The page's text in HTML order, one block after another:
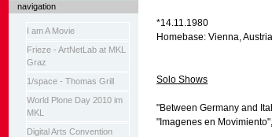
navigation
I am A Movie
Frieze - ArtNetLab at MKL
Graz
1/space - Thomas Grill
World Plone Day 2010 im
MKL
Digital Arts Convention
*14.11.1980
Homebase: Vienna, Austria
Solo Shows
"Between Germany and
"Imagenes en Movimiento"